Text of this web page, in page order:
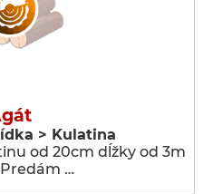
> Kulatina
od 20cm dĺžky od 3m
…